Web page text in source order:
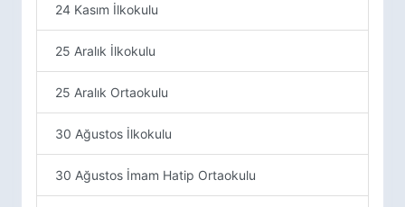
24 Kasım İlkokulu
25 Aralık İlkokulu
25 Aralık Ortaokulu
30 Ağustos İlkokulu
30 Ağustos İmam Hatip Ortaokulu